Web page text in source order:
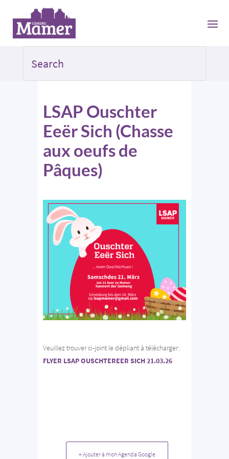
LSAP Ouschter
Eeër Sich (Chasse
aux oeufs de
Pâques)
Veuillez trouver ci-joint le dépliant à télécharger:
FLYER LSAP OUSCHTEREER SICH 21.03.26
+ Ajouter à mon Agenda Google